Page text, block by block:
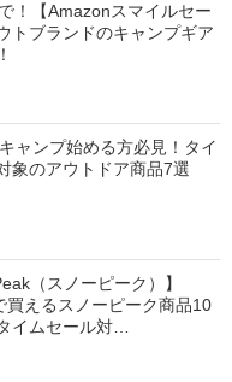
！【Amazonスマイルセー
トブランドのキャンプギア
キャンプ始める方必見！タイ
象のアウトドア商品7選
（スノーピーク）】
買えるスノーピーク商品10
イムセール対…